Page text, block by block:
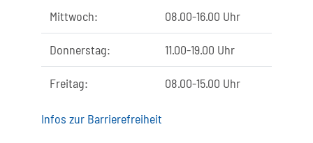
Mittwoch: 08.00-16.00 Uhr
Donnerstag: 11.00-19.00 Uhr
Freitag: 08.00-15.00 Uhr
Infos zur Barrierefreiheit